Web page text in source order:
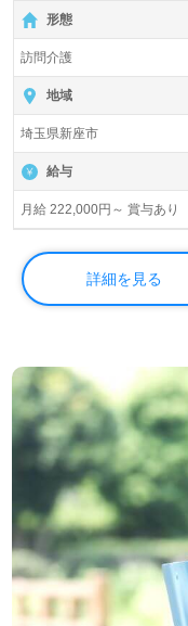
【無料】で皆さんの
形態
訪問介護
地域
埼玉県新座市
給与
月給 222,000円～ 賞与あり
詳細を見る